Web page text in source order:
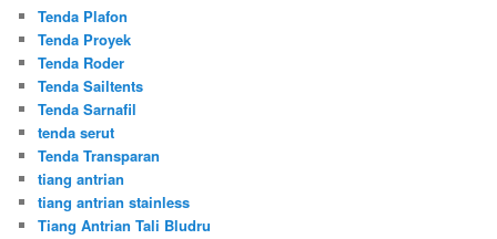
Tenda Plafon
Tenda Proyek
Tenda Roder
Tenda Sailtents
Tenda Sarnafil
tenda serut
Tenda Transparan
tiang antrian
tiang antrian stainless
Tiang Antrian Tali Bludru